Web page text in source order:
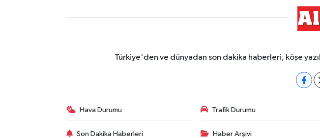
Türkiye'den ve dünyadan son dakika haberleri, köşe
Hava Durumu Trafik Durumu
Son Dakika Haberleri Haber Arşivi